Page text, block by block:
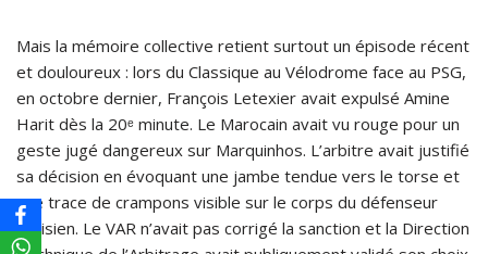
Mais la mémoire collective retient surtout un épisode récent
et douloureux : lors du Classique au Vélodrome face au PSG,
en octobre dernier, François Letexier avait expulsé Amine
Harit dès la 20ᵉ minute. Le Marocain avait vu rouge pour un
geste jugé dangereux sur Marquinhos. L’arbitre avait justifié
sa décision en évoquant une jambe tendue vers le torse et
une trace de crampons visible sur le corps du défenseur
parisien. Le VAR n’avait pas corrigé la sanction et la Direction